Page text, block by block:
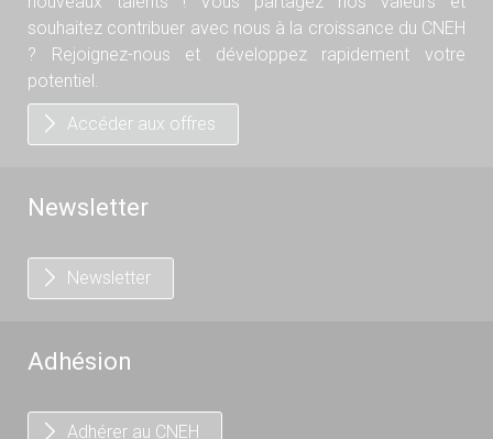
souhaitez contribuer avec nous à la croissance du CNEH
? Rejoignez-nous et développez rapidement votre
potentiel.
Accéder aux offres
Newsletter
Newsletter
Adhésion
Adhérer au CNEH